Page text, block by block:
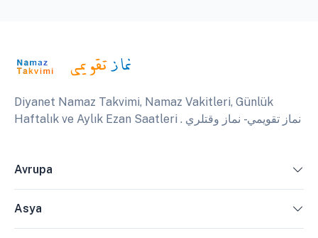
Diyanet Namaz Takvimi, Namaz Vakitleri, Günlük
Haftalık ve Aylık Ezan Saatleri . نماز تقويمي - نماز وقتلري
Avrupa
Asya